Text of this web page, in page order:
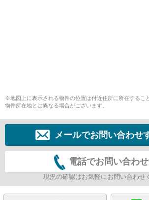
※地図上に表示される物件の位置は付近住所に所在するこ
物件所在地とは異なる場合がございます。
メールでお問い合わせ
電話でお問い合わ
現況の確認はお気軽にお問い合わせ